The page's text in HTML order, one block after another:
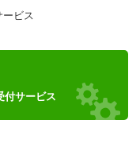
ビス
付サービス